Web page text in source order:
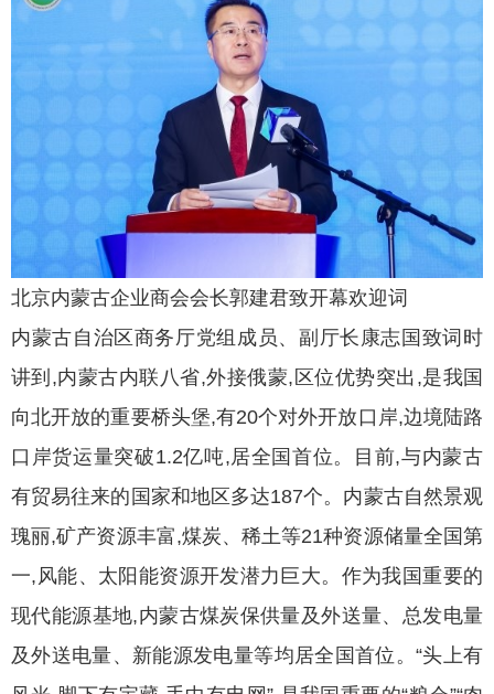
北京内蒙古企业商会会长郭建君致开幕欢迎词
内蒙古自治区商务厅党组成员、副厅长康志国致词时
讲到,内蒙古内联八省,外接俄蒙,区位优势突出,是我国
向北开放的重要桥头堡,有20个对外开放口岸,边境陆路
口岸货运量突破1.2亿吨,居全国首位。目前,与内蒙古
有贸易往来的国家和地区多达187个。内蒙古自然景观
瑰丽,矿产资源丰富,煤炭、稀土等21种资源储量全国第
一,风能、太阳能资源开发潜力巨大。作为我国重要的
现代能源基地,内蒙古煤炭保供量及外送量、总发电量
及外送电量、新能源发电量等均居全国首位。“头上有